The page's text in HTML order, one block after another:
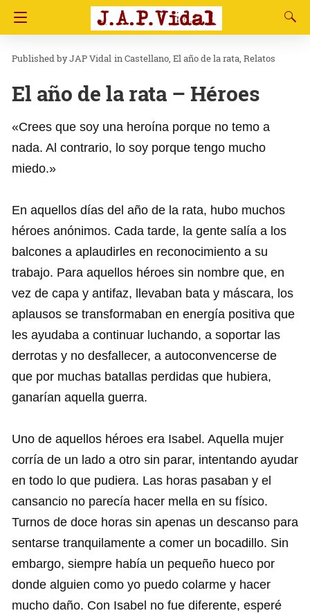
JAP Vidal inCastellano El año de la rata Relatos
El año de la rata – Héroes
«Crees que soy una heroína porque no temo a
nada. Al contrario, lo soy porque tengo mucho
miedo.»
En aquellos días del año de la rata, hubo muchos
héroes anónimos. Cada tarde, la gente salía a los
balcones a aplaudirles en reconocimiento a su
trabajo. Para aquellos héroes sin nombre que, en
vez de capa y antifaz, llevaban bata y máscara, los
aplausos se transformaban en energía positiva que
les ayudaba a continuar luchando, a soportar las
derrotas y no desfallecer, a autoconvencerse de
que por muchas batallas perdidas que hubiera,
ganarían aquella guerra.
Uno de aquellos héroes era Isabel. Aquella mujer
corría de un lado a otro sin parar, intentando ayudar
en todo lo que pudiera. Las horas pasaban y el
cansancio no parecía hacer mella en su físico.
Turnos de doce horas sin apenas un descanso para
sentarse tranquilamente a comer un bocadillo. Sin
embargo, siempre había un pequeño hueco por
donde alguien como yo puedo colarme y hacer
mucho daño. Con Isabel no fue diferente, esperé